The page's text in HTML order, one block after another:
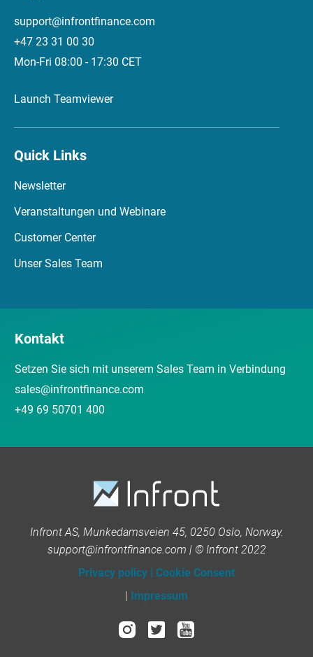
support@infrontfinance.com
+47 23 31 00 30
Mon-Fri 08:00 - 17:30 CET
Launch Teamviewer
Quick Links
Newsletter
Veranstaltungen und Webinare
Customer Center
Unser Sales Team
Kontakt
Setzen Sie sich mit unserem Sales Team in Verbindung
sales@infrontfinance.com
+49 69 50701 400
Infront AS, Munkedamsveien 45, 0250 Oslo, Norway.
support@infrontfinance.com | © Infront 2022
Privacy policy | Cookie Consent
| Impressum